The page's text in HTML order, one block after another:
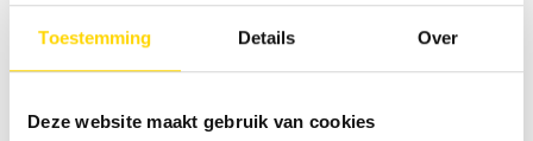
Toestemming Details Over
Deze website maakt gebruik van cookies
Dag